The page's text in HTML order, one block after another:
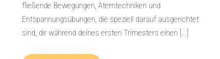
fließende Bewegungen, Atemtechniken und
Entspannungsübungen, die speziell darauf ausgerichtet
sind, dir während deines ersten Trimesters einen [...]